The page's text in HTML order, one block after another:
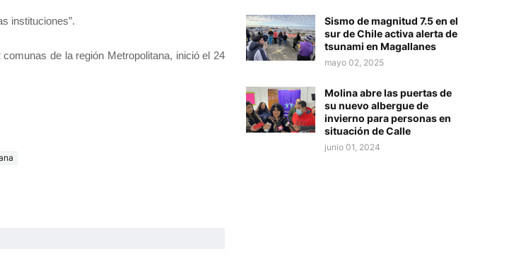
instituciones”.
de la región Metropolitana, inició el 24
Sismo de magnitud 7.5 en el
sur de Chile activa alerta de
tsunami en Magallanes
mayo 02, 2025
Molina abre las puertas de
su nuevo albergue de
invierno para personas en
situación de Calle
junio 01, 2024